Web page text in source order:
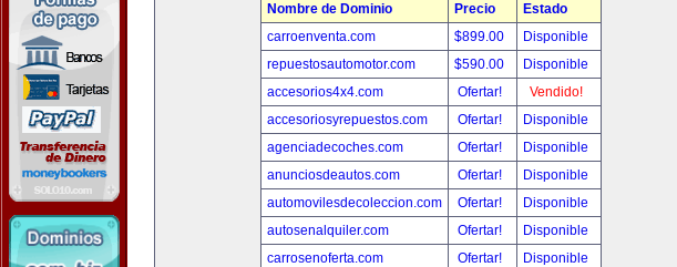
Nombre de Dominio Precio
Estado
carroenventa.com
$899.00
Disponible
repuestosautomotor.com
$590.00
Disponible
accesorios4x4.com
Ofertar!
Vendido!
accesoriosyrepuestos.com
Ofertar!
Disponible
agenciadecoches.com
Ofertar!
Disponible
anunciosdeautos.com
Ofertar!
Disponible
automovilesdecoleccion.com
Ofertar!
Disponible
autosenalquiler.com
Ofertar!
Disponible
carrosenoferta.com
Ofertar!
Disponible